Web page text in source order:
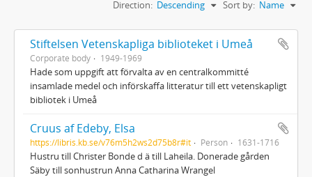
Sort by: Name
Direction: Descending
Stiftelsen Vetenskapliga biblioteket i Umeå
Corporate body 1949-1969
Hade som uppgift att förvalta av en centralkommitté
insamlade medel och införskaffa litteratur till ett vetenskapligt
bibliotek i Umeå
Cruus af Edeby, Elsa
https://libris.kb.se/v76m5h2ws2d75b8r#it Person 1631-1716
Hustru till Christer Bonde d ä till Laheila. Donerade gården
Säby till sonhustrun Anna Catharina Wrangel